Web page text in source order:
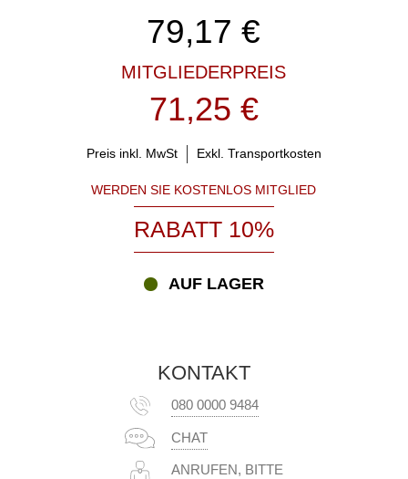
79,17 €
MITGLIEDERPREIS
71,25 €
Preis inkl. MwSt Exkl. Transportkosten
WERDEN SIE KOSTENLOS MITGLIED
RABATT 10%
AUF LAGER
KONTAKT
080 0000 9484
CHAT
ANRUFEN, BITTE